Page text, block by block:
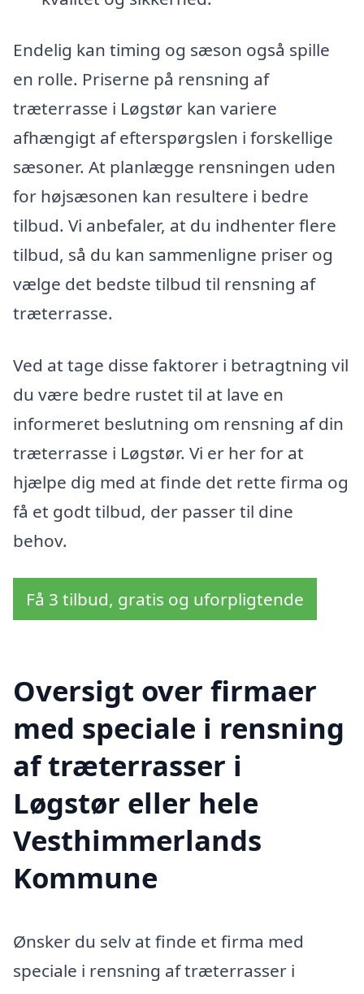
Endelig kan timing og sæson også spille
en rolle. Priserne på rensning af
træterrasse i Løgstør kan variere
afhængigt af efterspørgslen i forskellige
sæsoner. At planlægge rensningen uden
for højsæsonen kan resultere i bedre
tilbud. Vi anbefaler, at du indhenter flere
tilbud, så du kan sammenligne priser og
vælge det bedste tilbud til rensning af
træterrasse.
Ved at tage disse faktorer i betragtning vil
du være bedre rustet til at lave en
informeret beslutning om rensning af din
træterrasse i Løgstør. Vi er her for at
hjælpe dig med at finde det rette firma og
få et godt tilbud, der passer til dine
behov.
Få 3 tilbud, gratis og uforpligtende
Oversigt over firmaer
med speciale i rensning
af træterrasser i
Løgstør eller hele
Vesthimmerlands
Kommune
Ønsker du selv at finde et firma med
speciale i rensning af træterrasser i